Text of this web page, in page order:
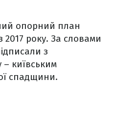
опорний план
року. За словами
з
київським
спадщини.